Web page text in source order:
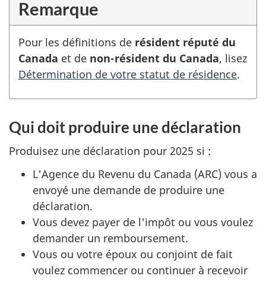
Remarque
Pour les définitions de résident réputé du
Canada et de non-résident du Canada, lisez
Détermination de votre statut de résidence.
Qui doit produire une déclaration
Produisez une déclaration pour 2025 si :
L'Agence du Revenu du Canada (ARC) vous a
envoyé une demande de produire une
déclaration.
Vous devez payer de l'impôt ou vous voulez
demander un remboursement.
Vous ou votre époux ou conjoint de fait
voulez commencer ou continuer à recevoir